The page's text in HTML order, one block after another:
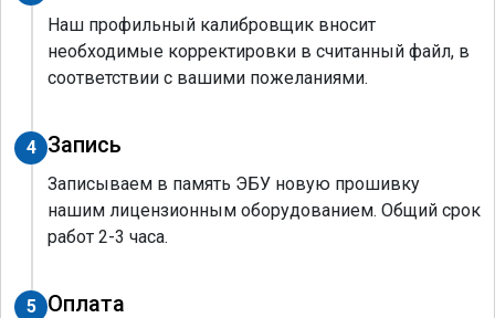
Наш профильный калибровщик вносит
необходимые корректировки в считанный файл, в
соответствии с вашими пожеланиями.
4 Запись
Записываем в память ЭБУ новую прошивку
нашим лицензионным оборудованием. Общий срок
работ 2-3 часа.
5 Оплата